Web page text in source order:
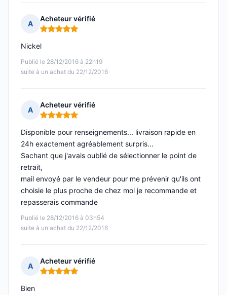
A
Acheteur vérifié
Note : 5 sur 5
Publié le 28/12/2016 à 22h19
suite à un achat du 22/12/2016
Nickel
A
Acheteur vérifié
Note : 5 sur 5
Publié le 28/12/2016 à 03h54
suite à un achat du 22/12/2016
Disponible pour renseignements... livraison rapide en
24h exactement agréablement surpris...
Sachant que j'avais oublié de sélectionner le point de
retrait,
mail envoyé par le vendeur pour me prévenir qu'ils ont
choisie le plus proche de chez moi je recommande et
repasserais commande
A
Acheteur vérifié
Note : 5 sur 5
Bien